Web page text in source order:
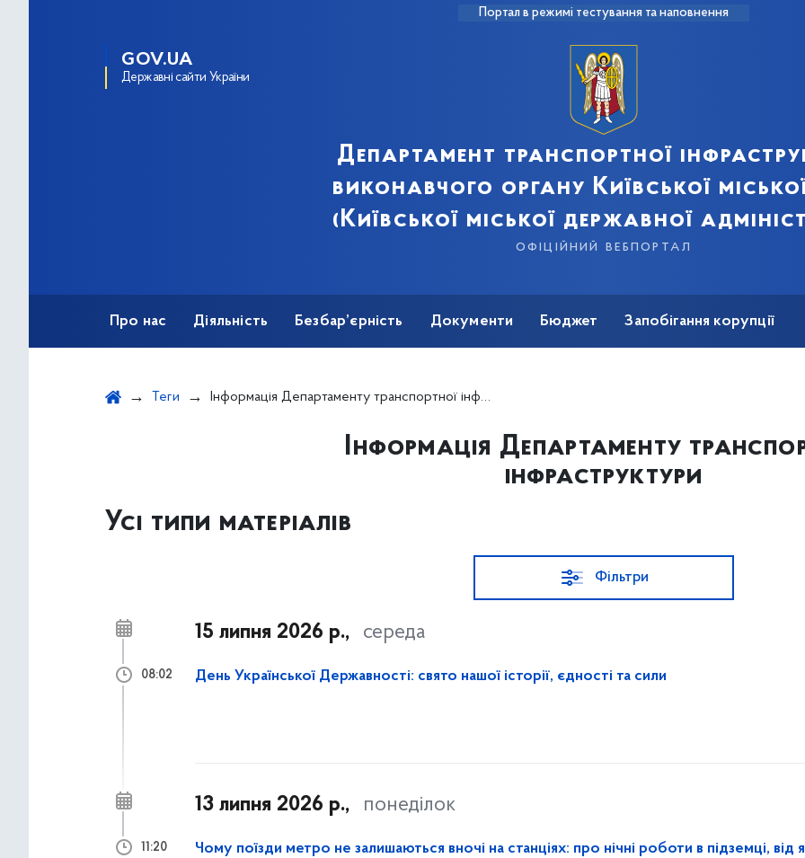
Портал в режимі тестування та наповнення
GOV.UA
Державні сайти України
Департамент транспортної
виконавчого органу Київської
(Київської міської державної
офіційний вебпортал
Про нас Діяльність Безбар’єрність Документи Бюджет Запобігання корупції
Теги Інформація Департаменту транспортної інфраструктури
Інформація Департаменту
інфраструктури
Усі типи матеріалів
Фільтри
15 липня 2026 р., середа
День Української Державності: свято нашої історії, єдності та сили
08:02
13 липня 2026 р., понеділок
Чому поїзди метро не залишаються вночі на станціях: про нічні роботи в підземці, від
11:20